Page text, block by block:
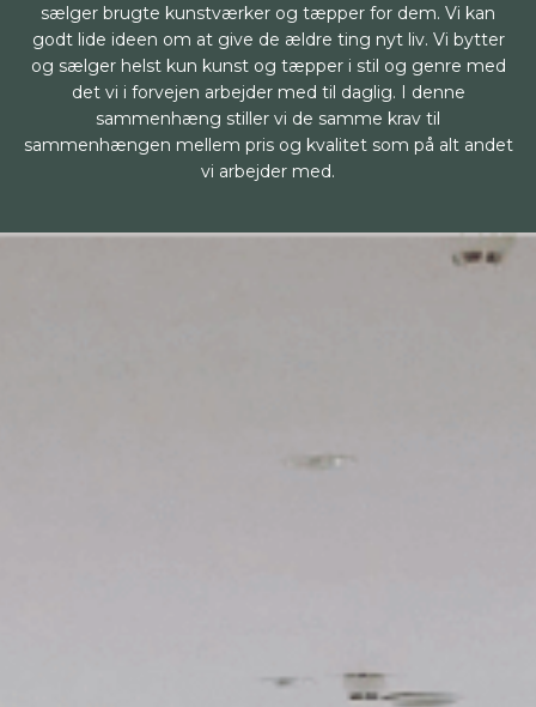
sælger brugte kunstværker og tæpper for dem. Vi kan
godt lide ideen om at give de ældre ting nyt liv. Vi bytter
og sælger helst kun kunst og tæpper i stil og genre med
det vi i forvejen arbejder med til daglig. I denne
sammenhæng stiller vi de samme krav til
sammenhængen mellem pris og kvalitet som på alt andet
vi arbejder med.